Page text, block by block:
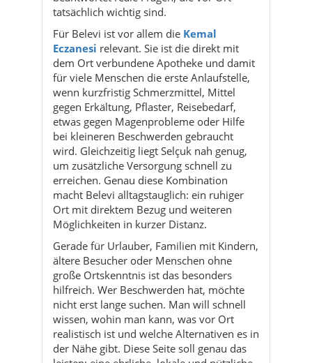
tatsächlich wichtig sind.
Für Belevi ist vor allem die Kemal
Eczanesi relevant. Sie ist die direkt mit
dem Ort verbundene Apotheke und damit
für viele Menschen die erste Anlaufstelle,
wenn kurzfristig Schmerzmittel, Mittel
gegen Erkältung, Pflaster, Reisebedarf,
etwas gegen Magenprobleme oder Hilfe
bei kleineren Beschwerden gebraucht
wird. Gleichzeitig liegt Selçuk nah genug,
um zusätzliche Versorgung schnell zu
erreichen. Genau diese Kombination
macht Belevi alltagstauglich: ein ruhiger
Ort mit direktem Bezug und weiteren
Möglichkeiten in kurzer Distanz.
Gerade für Urlauber, Familien mit Kindern,
ältere Besucher oder Menschen ohne
große Ortskenntnis ist das besonders
hilfreich. Wer Beschwerden hat, möchte
nicht erst lange suchen. Man will schnell
wissen, wohin man kann, was vor Ort
realistisch ist und welche Alternativen es in
der Nähe gibt. Diese Seite soll genau das